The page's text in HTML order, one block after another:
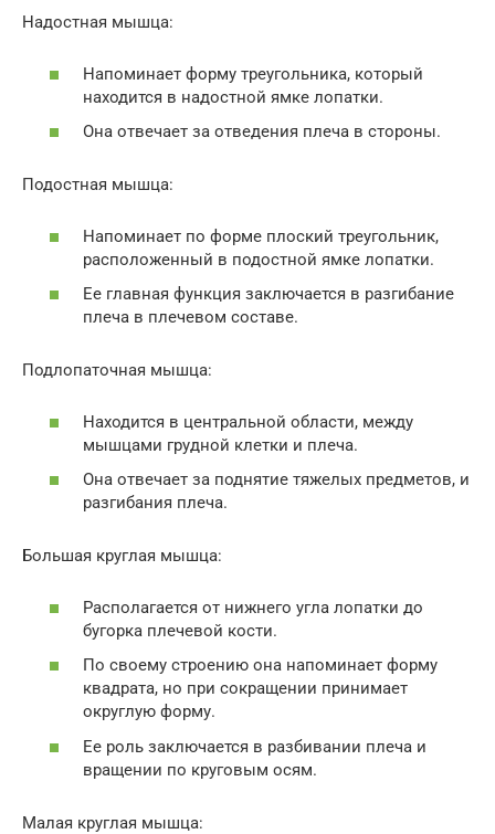
Надостная мышца:
Напоминает форму треугольника, который
находится в надостной ямке лопатки.
Она отвечает за отведения плеча в стороны.
Подостная мышца:
Напоминает по форме плоский треугольник,
расположенный в подостной ямке лопатки.
Ее главная функция заключается в разгибание
плеча в плечевом составе.
Подлопаточная мышца:
Находится в центральной области, между
мышцами грудной клетки и плеча.
Она отвечает за поднятие тяжелых предметов, и
разгибания плеча.
Большая круглая мышца:
Располагается от нижнего угла лопатки до
бугорка плечевой кости.
По своему строению она напоминает форму
квадрата, но при сокращении принимает
округлую форму.
Ее роль заключается в разбивании плеча и
вращении по круговым осям.
Малая круглая мышца: